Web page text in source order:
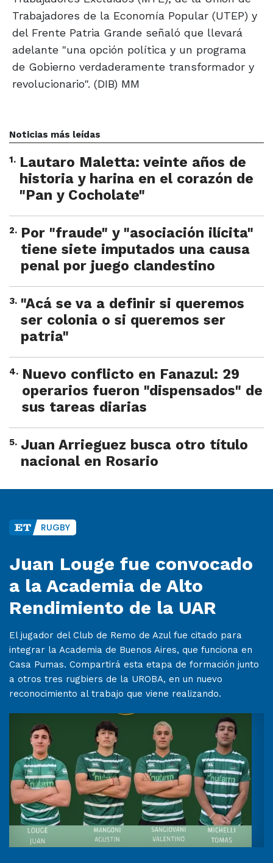
Trabajadores de la Economía Popular (UTEP) y
del Frente Patria Grande señaló que llevará
adelante "una opción política y un programa
de Gobierno verdaderamente transformador y
revolucionario". (DIB) MM
Noticias más leídas
1. Lautaro Maletta: veinte años de
historia y harina en el corazón de
"Pan y Cocholate"
2. Por "fraude" y "asociación ilícita"
tiene siete imputados una causa
penal por juego clandestino
3. "Acá se va a definir si queremos
ser colonia o si queremos ser
patria"
4. Nuevo conflicto en Fanazul: 29
operarios fueron "dispensados" de
sus tareas diarias
5. Juan Arrieguez busca otro título
nacional en Rosario
RUGBY
Juan Louge fue convocado
a la Academia de Alto
Rendimiento de la UAR
El jugador del Club de Remo de Azul fue citado para
integrar la Academia de Buenos Aires, que funciona en
Casa Pumas. Compartirá esta etapa de formación junto
a otros tres rugbiers de la UROBA, en un nuevo
reconocimiento al trabajo que viene realizando.